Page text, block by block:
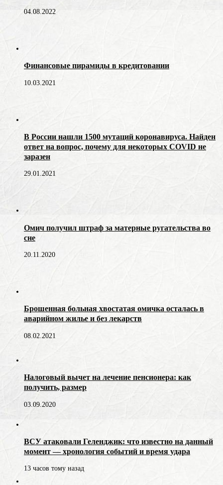
04.08.2022
Финансовые пирамиды в кредитовании
10.03.2021
В России нашли 1500 мутаций коронавируса. Найден
ответ на вопрос, почему для некоторых COVID не
заразен
29.01.2021
Омич получил штраф за матерные ругательства во
сне
20.11.2020
Брошенная больная хвостатая омичка осталась в
аварийном жилье и без лекарств
08.02.2021
Налоговый вычет на лечение пенсионера: как
получить, размер
03.09.2020
ВСУ атаковали Геленджик: что известно на данный
момент — хронология событий и время удара
13 часов тому назад